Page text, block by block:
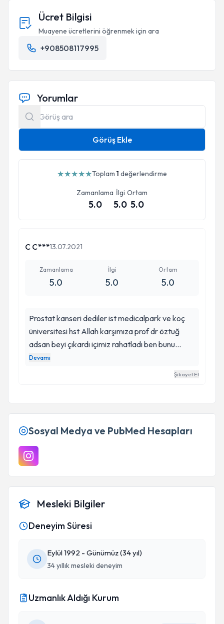
Ücret Bilgisi
Muayene ücretlerini öğrenmek için ara
+908508117995
Yorumlar
Görüş Ekle
★★★★★Toplam 1 değerlendirme
Zamanlama
5.0
İlgi
5.0
Ortam
5.0
C C***13.07.2021
Zamanlama
5.0
İlgi
5.0
Ortam
5.0
Prostat kanseri dediler ist medicalpark ve koç
üniversitesi hst Allah karşımıza prof dr öztuğ
adsan beyi çıkardı içimiz rahatladı ben bunu
ameliyatsız hallederim prostatıda almam dedi
operasyon çok başarılı geçti güleryüzü ilgisi bizi
Devamı
Şikayet Et
Sosyal Medya ve PubMed Hesapları
Mesleki Bilgiler
Deneyim Süresi
Eylül 1992 - Günümüz (34 yıl)
34 yıllık mesleki deneyim
Uzmanlık Aldığı Kurum